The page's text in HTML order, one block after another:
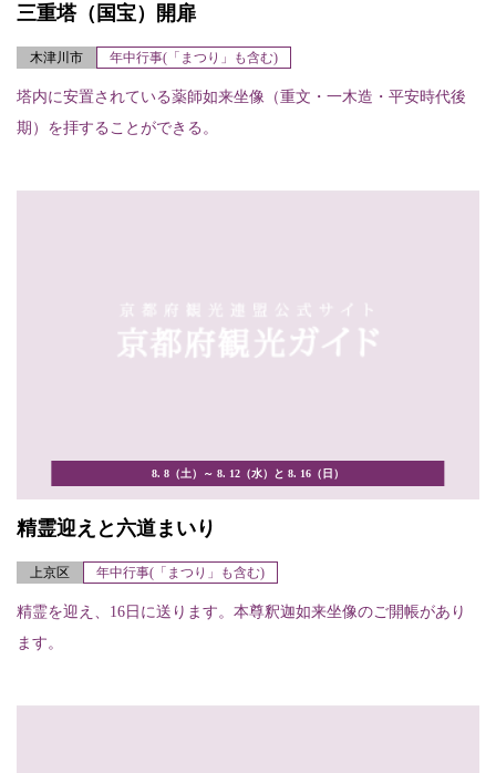
三重塔（国宝）開扉
木津川市 年中行事(「まつり」も含む)
塔内に安置されている薬師如来坐像（重文・一木造・平安時代後
期）を拝することができる。
8. 8（土）～ 8. 12（水）と 8. 16（日）
精霊迎えと六道まいり
上京区 年中行事(「まつり」も含む)
精霊を迎え、16日に送ります。本尊釈迦如来坐像のご開帳があり
ます。